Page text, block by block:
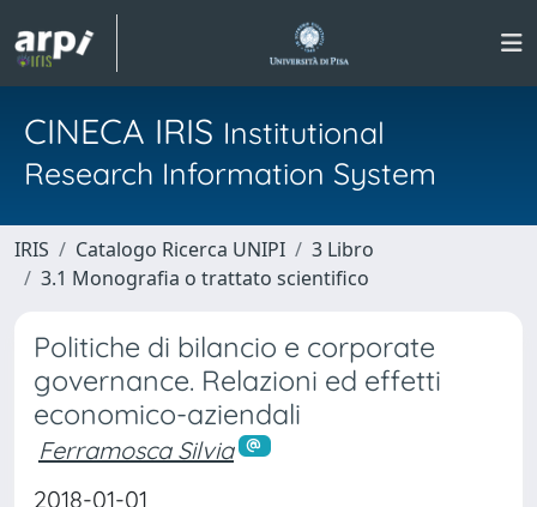
CINECA IRIS Institutional
Research Information System
IRIS Catalogo Ricerca UNIPI
3 Libro
3.1 Monografia o trattato scientifico
Politiche di bilancio e corporate
governance. Relazioni ed effetti
economico-aziendali
Ferramosca Silvia
2018-01-01